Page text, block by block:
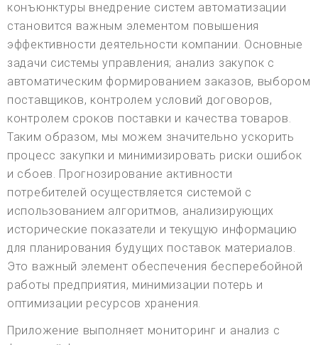
конъюнктуры внедрение систем автоматизации
становится важным элементом повышения
эффективности деятельности компании. Основные
задачи системы управления; анализ закупок с
автоматическим формированием заказов, выбором
поставщиков, контролем условий договоров,
контролем сроков поставки и качества товаров.
Таким образом, мы можем значительно ускорить
процесс закупки и минимизировать риски ошибок
и сбоев. Прогнозирование активности
потребителей осуществляется системой с
использованием алгоритмов, анализирующих
исторические показатели и текущую информацию
для планирования будущих поставок материалов.
Это важный элемент обеспечения бесперебойной
работы предприятия, минимизации потерь и
оптимизации ресурсов хранения.
Приложение выполняет мониторинг и анализ с